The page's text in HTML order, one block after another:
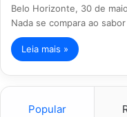
Belo Horizonte, 30 de
Nada se compara ao
Leia mais »
Popular